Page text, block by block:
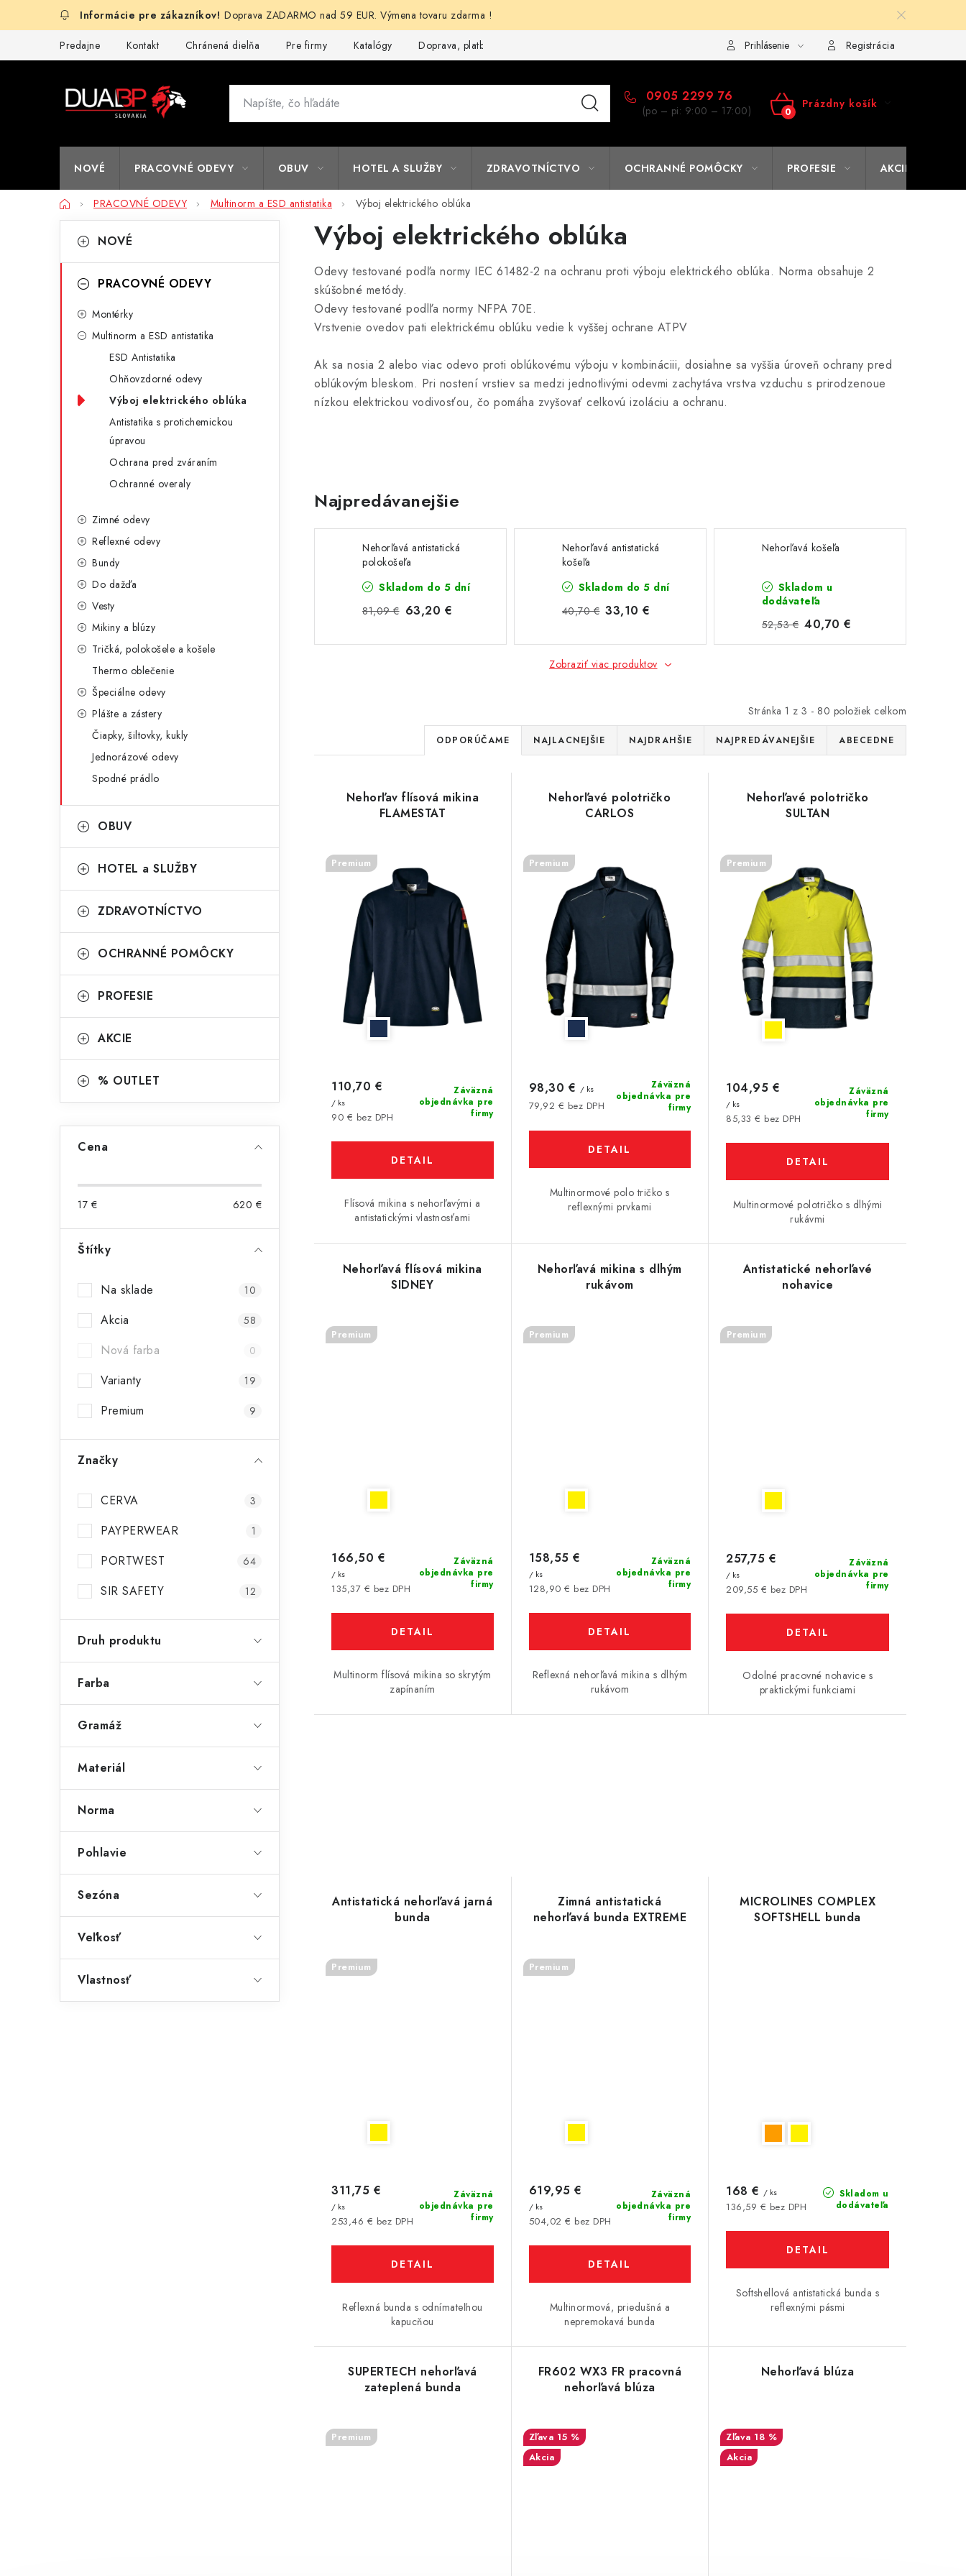
Doprava ZADARMO nad 59 EUR. Výmena tovaru zdarma !
Predajne Kontakt Chránená dielňa Pre firmy Katalógy Doprava, platba a zľavy Formulár na výmenu tovaru Kto sme Reklamačný poriadok
Prihlásenie Registrácia
0905 2299 76
(po – pi: 9:00 – 17:00)
NÁKUPNÝ
Prázdny košík
NOVÉ PRACOVNÉ ODEVY OBUV HOTEL A SLUŽBY ZDRAVOTNÍCTVO OCHRANNÉ POMÔCKY PROFESIE AKCIE
DomovPRACOVNÉ ODEVY Multinorm a ESD antistatika Výboj elektrického oblúka
okategórie
a
NOVÉ
PRACOVNÉ ODEVY
Montérky
Multinorm a ESD antistatika
ESD Antistatika
Ohňovzdorné odevy
Výboj elektrického oblúka
Antistatika s protichemickou
úpravou
Ochrana pred zváraním
Ochranné overaly
Zimné odevy
Reflexné odevy
Bundy
Do dažďa
Vesty
Mikiny a blúzy
Tričká, polokošele a košele
Thermo oblečenie
Špeciálne odevy
Plášte a zástery
Čiapky, šiltovky, kukly
Jednorázové odevy
Spodné prádlo
OBUV
HOTEL a SLUŽBY
ZDRAVOTNÍCTVO
OCHRANNÉ POMÔCKY
PROFESIE
AKCIE
% OUTLET
Cena
17 € 620 €
Štítky
Na sklade 10
Akcia 58
Nová farba 0
Varianty 19
Premium 9
Značky
CERVA 3
PAYPERWEAR 1
PORTWEST 64
SIR SAFETY 12
Druh produktu
Farba
Gramáž
Materiál
Norma
Pohlavie
Sezóna
Veľkosť
Vlastnosť
Výboj elektrického oblúka
Odevy testované podľa normy IEC 61482-2 na ochranu proti výboju elektrického oblúka. Norma obsahuje 2
skúšobné metódy.
Odevy testované podlľa normy NFPA 70E.
Vrstvenie ovedov pati elektrickému oblúku vedie k vyššej ochrane ATPV
Ak sa nosia 2 alebo viac odevo proti oblúkovému výboju v kombináciii, dosiahne sa vyššia úroveň ochrany pred
oblúkovým bleskom. Pri nostení vrstiev sa medzi jednotlivými odevmi zachytáva vrstva vzduchu s prirodzenoue
nízkou elektrickou vodivosťou, čo pomáha zvyšovať celkovú izoláciu a ochranu.
Najpredávanejšie
Nehorľavá antistatická
polokošeľa
Skladom do 5 dní
81,09 € 63,20 €
Nehorľavá antistatická
košeľa
Skladom do 5 dní
40,70 € 33,10 €
Nehorľavá košeľa
Skladom u
dodávateľa
52,53 € 40,70 €
Zobraziť viac produktov
Stránka 1 z 3 - 80 položiek celkom
R
a
d
e
i
e
r
d
u
t
v
ODPORÚČAME NAJLACNEJŠIE NAJDRAHŠIE NAJPREDÁVANEJŠIE ABECEDNE
p
Nehorľav flísová mikina
FLAMESTAT
Premium
Záväzná
objednávka pre
firmy
90 € bez DPH
110,70 €
/ ks
DETAIL
Flísová mikina s nehorľavými a
antistatickými vlastnosťami
Nehorľavé polotričko
CARLOS
Premium
Záväzná
objednávka pre
firmy
79,92 € bez DPH
98,30 € / ks
DETAIL
Multinormové polo tričko s
reflexnými prvkami
Nehorľavé polotričko
SULTAN
Premium
Záväzná
objednávka pre
firmy
85,33 € bez DPH
104,95 €
/ ks
DETAIL
Multinormové polotričko s dlhými
rukávmi
Nehorľavá flísová mikina
SIDNEY
Premium
Záväzná
objednávka pre
firmy
135,37 € bez DPH
166,50 €
/ ks
DETAIL
Multinorm flísová mikina so skrytým
zapínaním
Nehorľavá mikina s dlhým
rukávom
Premium
Záväzná
objednávka pre
firmy
128,90 € bez DPH
158,55 €
/ ks
DETAIL
Reflexná nehorľavá mikina s dlhým
rukávom
Antistatické nehorľavé
nohavice
Premium
Záväzná
objednávka pre
firmy
209,55 € bez DPH
257,75 €
/ ks
DETAIL
Odolné pracovné nohavice s
praktickými funkciami
Antistatická nehorľavá jarná
bunda
Premium
Záväzná
objednávka pre
firmy
253,46 € bez DPH
311,75 €
/ ks
DETAIL
Reflexná bunda s odnímateľnou
kapucňou
Zimná antistatická
nehorľavá bunda EXTREME
Premium
Záväzná
objednávka pre
firmy
504,02 € bez DPH
619,95 €
/ ks
DETAIL
Multinormová, priedušná a
nepremokavá bunda
MICROLINES COMPLEX
SOFTSHELL bunda
Skladom u
dodávateľa
136,59 € bez DPH
168 € / ks
DETAIL
Softshellová antistatická bunda s
reflexnými pásmi
SUPERTECH nehorľavá
zateplená bunda
Premium
FR602 WX3 FR pracovná
nehorľavá blúza
15 %
Akcia
Nehorľavá blúza
18 %
Akcia